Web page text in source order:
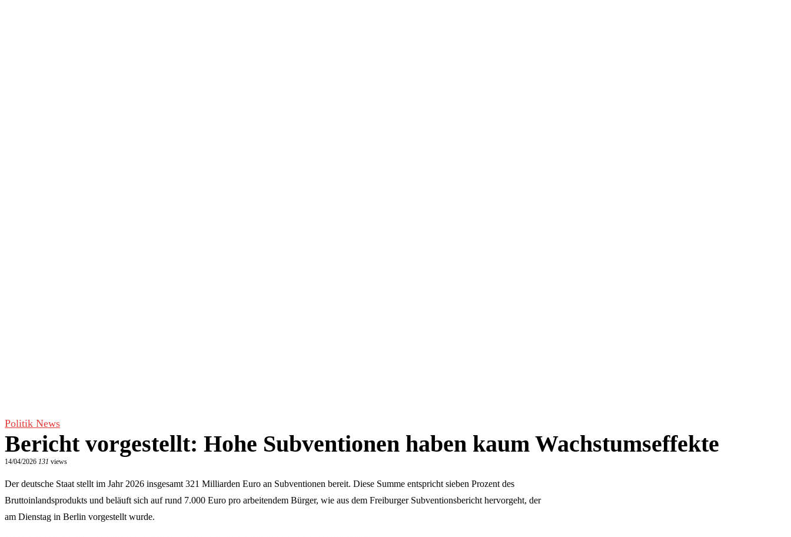
Politik News
Bericht vorgestellt: Hohe Subventionen haben kaum Wachstumseffekte
14/04/2026 131 views
Der deutsche Staat stellt im Jahr 2026 insgesamt 321 Milliarden Euro an Subventionen bereit. Diese Summe entspricht sieben Prozent des
Bruttoinlandsprodukts und beläuft sich auf rund 7.000 Euro pro arbeitendem Bürger, wie aus dem Freiburger Subventionsbericht hervorgeht, der
am Dienstag in Berlin vorgestellt wurde.